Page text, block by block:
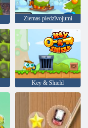
Ziemas piedzīvojumi
Key & Shield